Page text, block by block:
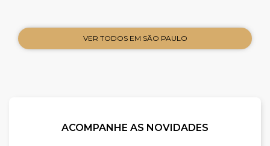
VER TODOS EM SÃO PAULO
ACOMPANHE AS NOVIDADES